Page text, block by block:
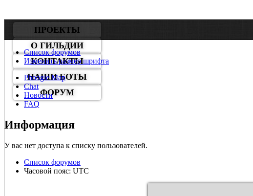
ПРОЕКТЫ
О ГИЛЬДИИ
КОНТАКТЫ
НАШИ БОТЫ
ФОРУМ
Список форумов
Изменить размер шрифта
Phoogle Map
Chat
Новости
FAQ
Информация
У вас нет доступа к списку пользователей.
Список форумов
Часовой пояс: UTC